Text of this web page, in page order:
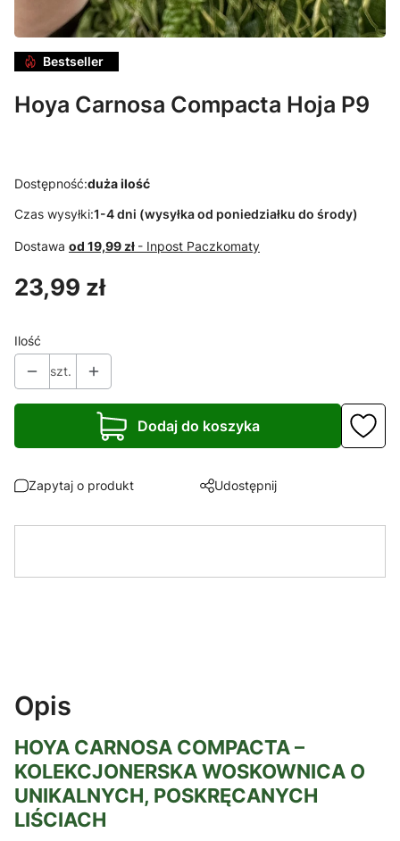
Bestseller
Hoya Carnosa Compacta Hoja P9
Dostępność:duża ilość
Czas wysyłki:1-4 dni (wysyłka od poniedziałku do środy)
Dostawa od 19,99 zł - Inpost Paczkomaty
Cena
23,99 zł
Ilość
szt.
Dodaj do koszyka
Zapytaj o produkt Udostępnij
Opis
HOYA CARNOSA COMPACTA –
KOLEKCJONERSKA WOSKOWNICA O
UNIKALNYCH, POSKRĘCANYCH
LIŚCIACH